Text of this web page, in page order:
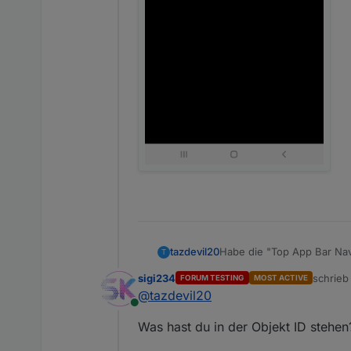
T tazdevil20Habe die "Top App Bar
(Firefox) habe ich das
Online
sigi234 FORUM TESTING MOST ACTIVE schrieb
zuletzt
@tazdevil20
Was hast du in der Objekt ID